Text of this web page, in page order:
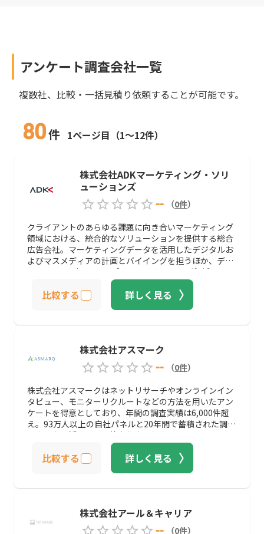
アンケート調査会社一覧
複数社、比較・一括見積り依頼することが可能です。
80件 1ページ目（1～12件）
株式会社ADKマーケティング・ソリ
ューションズ
--
（0件）
クライアントのあらゆる課題に向き合いマーケティング
領域における、統合的なソリューションを提供する総合
広告会社。マーケティングデータを活用したデジタルお
よびマスメディアの計画とバイイングを担うほか、デジ
タル&amp;データドリブン・マーケティング領域では、
専門性の高いスペシャリストが組織横断で集結し、クラ
イアントのビジネス成果に貢献する「価値ある顧客体
験」をご提案します。コミュニケーション領域ではあら
比較する 詳しく見る
株式会社アスマーク
--
（0件）
株式会社アスマークはネットリサーチやオンラインイン
タビュー、モニターリクルートなどの方法を用いたアン
ケートを得意としており、年間の調査実績は6,000件超
え。93万人以上の自社パネルと20年間で蓄積された調査
ノウハウを活かして、効率化されたオペレーションによ
るスピード納期に対応可能です。 モニター調査を検討さ
れるタイミングは、企業ごとによってシチュエーション
が異なりますが、株式会社アスマークであれば、どのよ
れた自社企画のアンケートの報告書・集計結果・ローデ
ことができます。
比較する 詳しく見る
株式会社アール＆キャリア
--
（0件）